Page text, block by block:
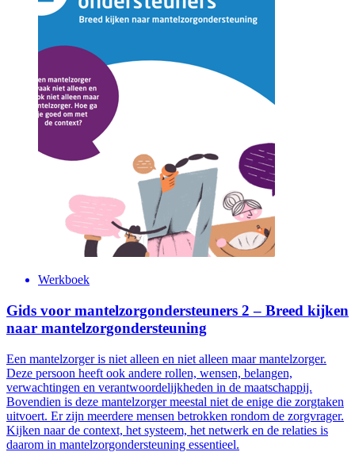
Werkboek
Gids voor mantelzorgondersteuners 2 – Breed kijken
naar mantelzorgondersteuning
Een mantelzorger is niet alleen en niet alleen maar mantelzorger.
Deze persoon heeft ook andere rollen, wensen, belangen,
verwachtingen en verantwoordelijkheden in de maatschappij.
Bovendien is deze mantelzorger meestal niet de enige die zorgtaken
uitvoert. Er zijn meerdere mensen betrokken rondom de zorgvrager.
Kijken naar de context, het systeem, het netwerk en de relaties is
daarom in mantelzorgondersteuning essentieel.